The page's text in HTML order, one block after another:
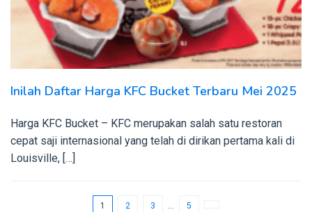
Inilah Daftar Harga KFC Bucket Terbaru Mei 2025
Harga KFC Bucket – KFC merupakan salah satu restoran
cepat saji internasional yang telah di dirikan pertama kali di
Louisville, […]
1 2 3 … 5